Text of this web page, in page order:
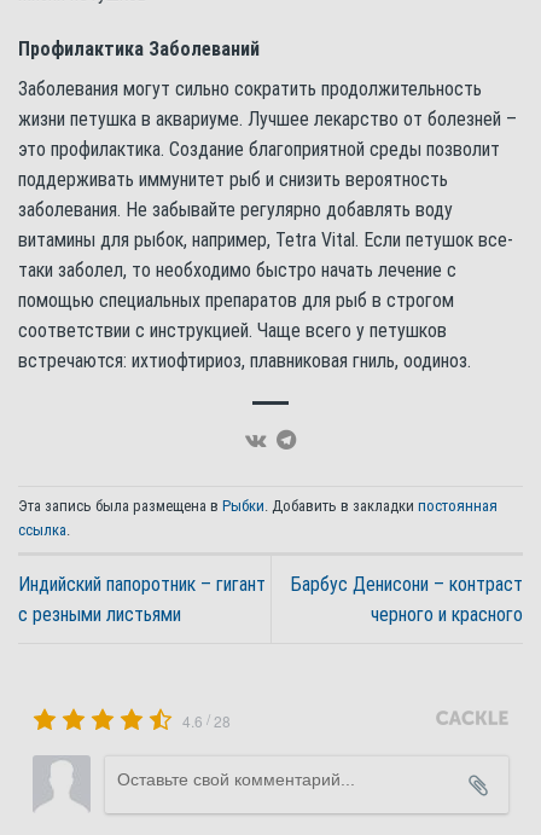
Профилактика Заболеваний
Заболевания могут сильно сократить продолжительность
жизни петушка в аквариуме. Лучшее лекарство от болезней –
это профилактика. Создание благоприятной среды позволит
поддерживать иммунитет рыб и снизить вероятность
заболевания. Не забывайте регулярно добавлять воду
витамины для рыбок, например, Tetra Vital. Если петушок все-
таки заболел, то необходимо быстро начать лечение с
помощью специальных препаратов для рыб в строгом
соответствии с инструкцией. Чаще всего у петушков
встречаются: ихтиофтириоз, плавниковая гниль, оодиноз.
Эта запись была размещена в Рыбки. Добавить в закладки постоянная
ссылка.
Индийский папоротник – гигант
с резными листьями
Барбус Денисони – контраст
черного и красного
4.6 / 28